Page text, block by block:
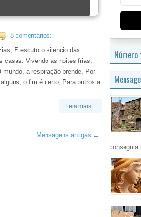
8 comentários:
E escuto o silencio das
casas. Vivendo as noites frias,
a respiração prende, Por
o fim é certo, Para outros a
Leia mais...
Mensagens antigas →
Número
conseguia